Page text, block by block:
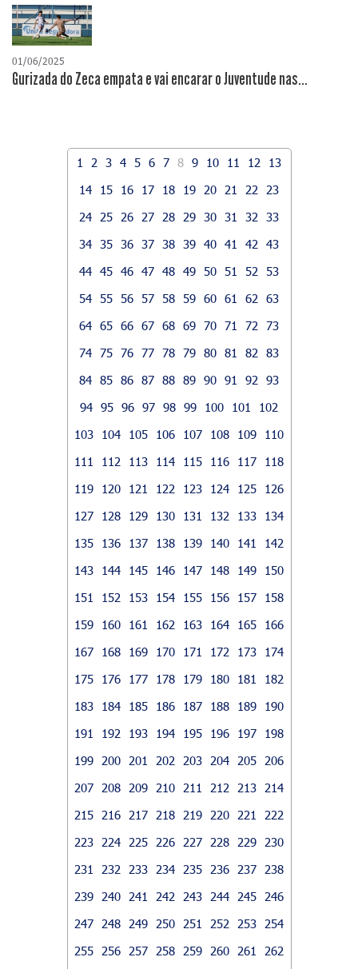
01/06/2025
Gurizada do Zeca empata e vai encarar o Juventude nas...
1 2 3 4 5 6 7 8 9 10 11 12
13
14
15 16 17 18 19 20 21 22
23
24
25 26 27 28 29 30 31 32
33
34 35 36 37 38 39 40 41 42
43
44 45 46 47 48 49 50 51 52
53
54 55 56 57 58 59 60 61 62
63
64 65 66 67 68 69 70 71 72
73
74 75 76 77 78 79 80 81 82
83
84 85 86 87 88 89 90 91 92
93
94 95 96 97 98 99 100 101
102
103
104 105 106 107 108 109
110
111
112 113 114 115 116 117
118
119
120 121 122 123 124 125
126
127
128 129 130 131 132 133
134
135
136 137 138 139 140 141
142
143
144 145 146 147 148 149
150
151
152 153 154 155 156 157
158
159
160 161 162 163 164 165
166
167
168 169 170 171 172 173
174
175
176 177 178 179 180 181
182
183
184 185 186 187 188 189
190
191
192 193 194 195 196 197
198
199
200 201 202 203 204 205
206
207
208 209 210 211 212 213
214
215
216 217 218 219 220 221
222
223
224 225 226 227 228 229
230
231
232 233 234 235 236 237
238
239
240 241 242 243 244 245
246
247
248 249 250 251 252 253
254
255
256 257 258 259 260 261
262